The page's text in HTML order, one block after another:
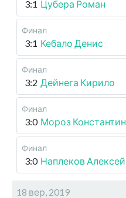
3:1 Цубера Роман
Финал
3:1 Кебало Денис
Финал
3:2 Дейнега Кирило
Финал
3:0 Мороз Константин
Финал
3:0 Наплеков Алексей
18 вер, 2019